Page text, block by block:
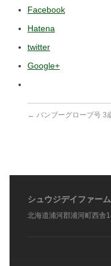
Facebook
Hatena
twitter
Google+
← バンブーグローブ号 3
シュウジデイファーム
北海道浦河郡浦河町西舎